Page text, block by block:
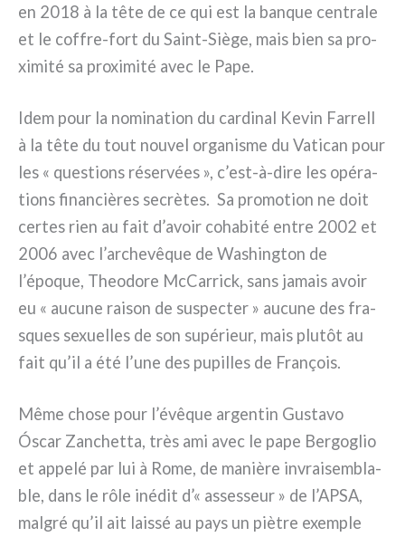
en 2018 à la tête de ce qui est la ban­que cen­tra­le
et le coffre-fort du Saint-Siège, mais bien sa pro­
xi­mi­té sa pro­xi­mi­té avec le Pape.
Idem pour la nomi­na­tion du car­di­nal Kevin Farrell
à la tête du tout nou­vel orga­ni­sme du Vatican pour
les « que­stions réser­vées », c’est-à-dire les opé­ra­
tions finan­ciè­res secrè­tes. Sa pro­mo­tion ne doit
cer­tes rien au fait d’avoir coha­bi­té entre 2002 et
2006 avec l’archevêque de Washington de
l’époque, Theodore McCarrick, sans jamais avoir
eu « aucu­ne rai­son de suspec­ter » aucu­ne des fra­
sques sexuel­les de son supé­rieur, mais plu­tôt au
fait qu’il a été l’une des pupil­les de François.
Même cho­se pour l’évêque argen­tin Gustavo
Óscar Zanchetta, très ami avec le pape Bergoglio
et appe­lé par lui à Rome, de maniè­re invrai­sem­bla­
ble, dans le rôle iné­dit d’« asses­seur » de l’APSA,
mal­gré qu’il ait lais­sé au pays un piè­tre exem­ple